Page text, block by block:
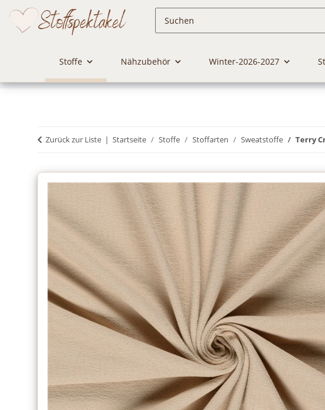
Stoffe Nähzubehör Winter-2026-2027
Zurück zur Liste Startseite Stoffe Stoffarten Sweatstoffe Terry